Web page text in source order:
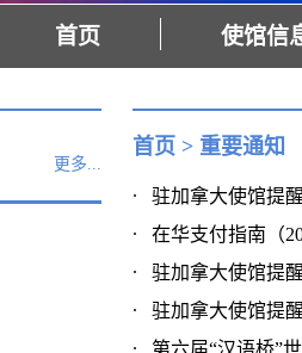
首页 使馆信
更多...
首页 > 重要通知
驻加拿大使馆提
在华支付指南（
驻加拿大使馆提
驻加拿大使馆提
第六届“汉语桥”